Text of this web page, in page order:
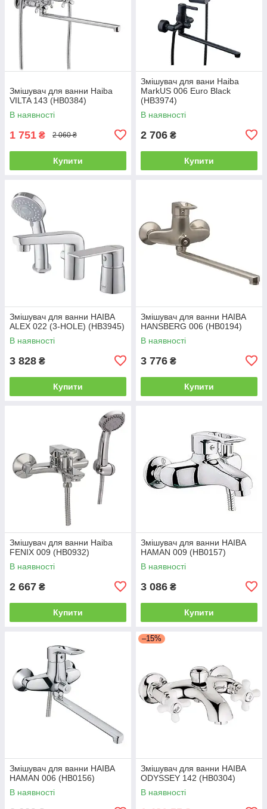
Змішувач для ванни Haiba
VILTA 143 (HB0384)
В наявності
1 751 ₴ 2 060 ₴
Купити
Змішувач для вани Haiba
MarkUS 006 Euro Black
(HB3974)
В наявності
2 706 ₴
Купити
Змішувач для ванни HAIBA
ALEX 022 (3-HOLE) (HB3945)
В наявності
3 828 ₴
Купити
Змішувач для ванни HAIBA
HANSBERG 006 (HB0194)
В наявності
3 776 ₴
Купити
Змішувач для ванни Haiba
FENIX 009 (HB0932)
В наявності
2 667 ₴
Купити
Змішувач для ванни HAIBA
HAMAN 009 (HB0157)
В наявності
3 086 ₴
Купити
Змішувач для ванни HAIBA
HAMAN 006 (HB0156)
В наявності
–15%
Змішувач для ванни HAIBA
ODYSSEY 142 (HB0304)
В наявності